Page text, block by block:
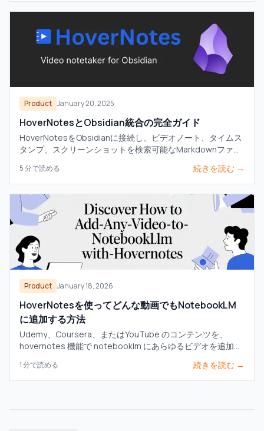
Product January 20, 2025
HoverNotesとObsidian統合の完全ガイド
HoverNotesをObsidianに接続し、ビデオノート、タイムス
タンプ、スクリーンショットを検索可能なMarkdownファイ
5分で読める 続きを読む →
Product January 18, 2026
HoverNotesを使ってどんな動画でもNotebookLM
に追加する方法
Udemy、Coursera、またはYouTube のコンテンツを、
hovernotes 機能で notebooklm にあらゆるビデオを追加す
ましょう。
1分で読める 続きを読む →